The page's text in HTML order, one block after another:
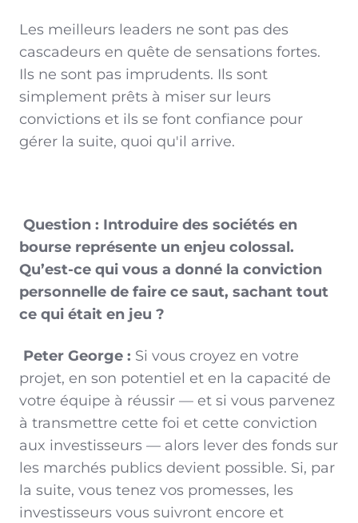
Les meilleurs leaders ne sont pas des
cascadeurs en quête de sensations fortes.
Ils ne sont pas imprudents. Ils sont
simplement prêts à miser sur leurs
convictions et ils se font confiance pour
gérer la suite, quoi qu'il arrive.
Question : Introduire des sociétés en
bourse représente un enjeu colossal.
Qu’est-ce qui vous a donné la conviction
personnelle de faire ce saut, sachant tout
ce qui était en jeu ?
Peter George : Si vous croyez en votre
projet, en son potentiel et en la capacité de
votre équipe à réussir — et si vous parvenez
à transmettre cette foi et cette conviction
aux investisseurs — alors lever des fonds sur
les marchés publics devient possible. Si, par
la suite, vous tenez vos promesses, les
investisseurs vous suivront encore et